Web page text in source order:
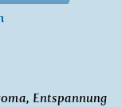
Entspannung